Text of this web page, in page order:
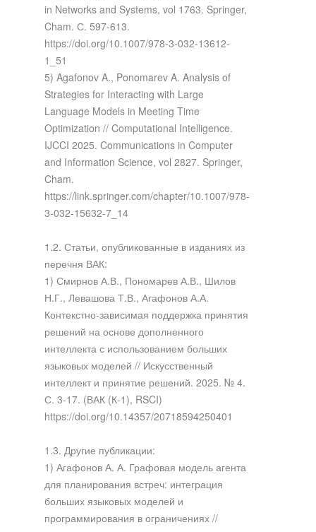
in Networks and Systems, vol 1763. Springer,
Cham. С. 597-613.
https://doi.org/10.1007/978-3-032-13612-
1_51
5) Agafonov A., Ponomarev A. Analysis of
Strategies for Interacting with Large
Language Models in Meeting Time
Optimization // Computational Intelligence.
IJCCI 2025. Communications in Computer
and Information Science, vol 2827. Springer,
Cham.
https://link.springer.com/chapter/10.1007/978-
3-032-15632-7_14
1.2. Статьи, опубликованные в изданиях из
перечня ВАК:
1) Смирнов А.В., Пономарев А.В., Шилов
Н.Г., Левашова Т.В., Агафонов А.А.
Контекстно-зависимая поддержка принятия
решений на основе дополненного
интеллекта с использованием больших
языковых моделей // Искусственный
интеллект и принятие решений. 2025. № 4.
С. 3-17. (ВАК (К-1), RSCI)
https://doi.org/10.14357/20718594250401
1.3. Другие публикации:
1) Агафонов А. А. Графовая модель агента
для планирования встреч: интеграция
больших языковых моделей и
программирования в ограничениях //